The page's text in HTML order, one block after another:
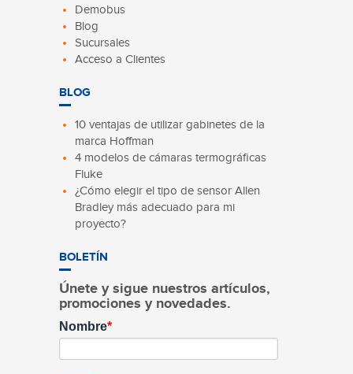
Demobus
Blog
Sucursales
Acceso a Clientes
BLOG
10 ventajas de utilizar gabinetes de la
marca Hoffman
4 modelos de cámaras termográficas
Fluke
¿Cómo elegir el tipo de sensor Allen
Bradley más adecuado para mi
proyecto?
BOLETÍN
Únete y sigue nuestros artículos,
promociones y novedades.
Nombre*